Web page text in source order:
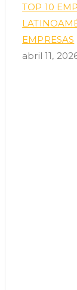
TOP 10
EMPRESAS
abril 11,